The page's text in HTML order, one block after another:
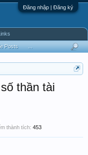
Đăng nhập | Đăng ký
thần tài
thành tích: 453
Posts